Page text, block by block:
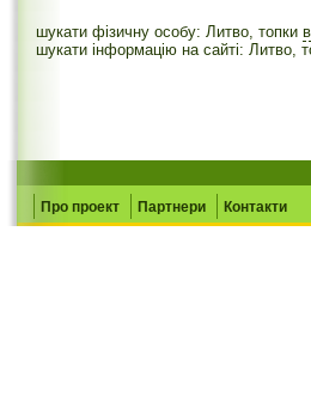
шукати фізичну особу: Литво, топки
шукати інформацію на сайті: Литво,
Про проект Партнери Контакти